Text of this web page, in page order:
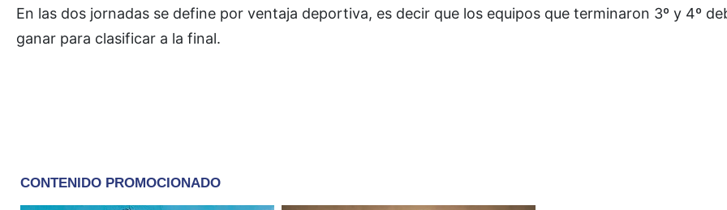
En las dos jornadas se define por ventaja deportiva, es decir que los equipos que terminaron 3º y 4º
ganar para clasificar a la final.